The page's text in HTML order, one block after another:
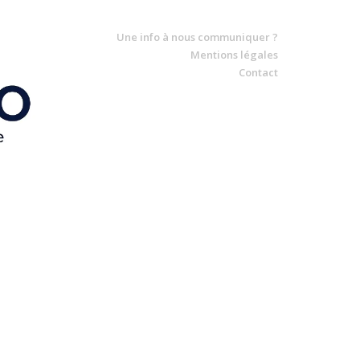
Une info à nous communiquer ?
Mentions légales
Contact